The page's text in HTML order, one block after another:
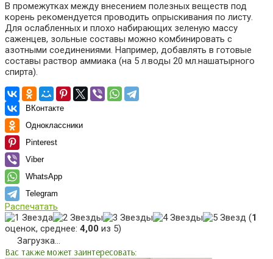
В промежутках между внесением полезных веществ под
корень рекомендуется проводить опрыскивания по листу.
Для ослабленных и плохо набирающих зеленую массу
саженцев, зольные составы можно комбинировать с
азотными соединениями. Например, добавлять в готовые
составы раствор аммиака (на 5 л.воды 20 мл.нашатырного
спирта).
ВКонтакте
Одноклассники
Pinterest
Viber
WhatsApp
Telegram
Распечатать
(1
оценок, среднее: 4,00 из 5)
Загрузка...
Вас также может заинтересовать: